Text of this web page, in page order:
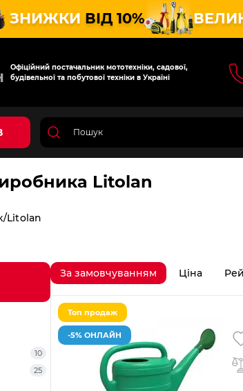
ЗНИЖКИ ВІД 10%
Офіційний постачальник мототехніки, садової,
будівельної та побутової техніки в Україні
Litolan
Litolan
10
25
За замовчуванням Ціна
Топ продаж
-5% ОНЛАЙН